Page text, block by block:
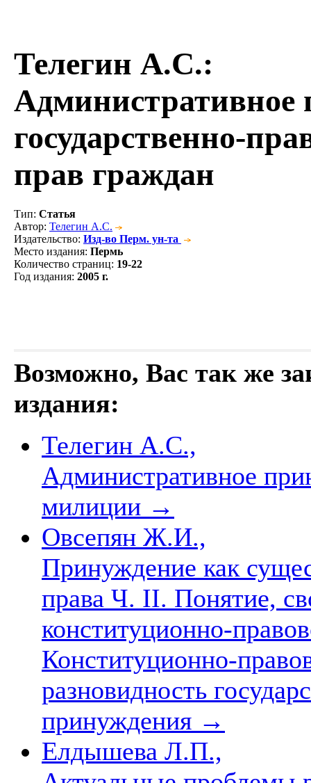
Телегин А.С.:
Административное
государственно-
прав граждан
Тип: Статья
Автор: Телегин А.С.
Издательство: Изд-во Перм. ун-та
Место издания: Пермь
Количество страниц: 19-22
Год издания: 2005 г.
Возможно, Вас так же
издания:
Телегин А.С.,
Административное
милиции →
Овсепян Ж.И.,
Принуждение как
права Ч. II. Понятие,
конституционно-
Конституционно-
разновидность
принуждения →
Елдышева Л.П.,